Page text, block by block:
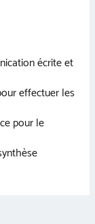
écrite et
effectuer les
pour le